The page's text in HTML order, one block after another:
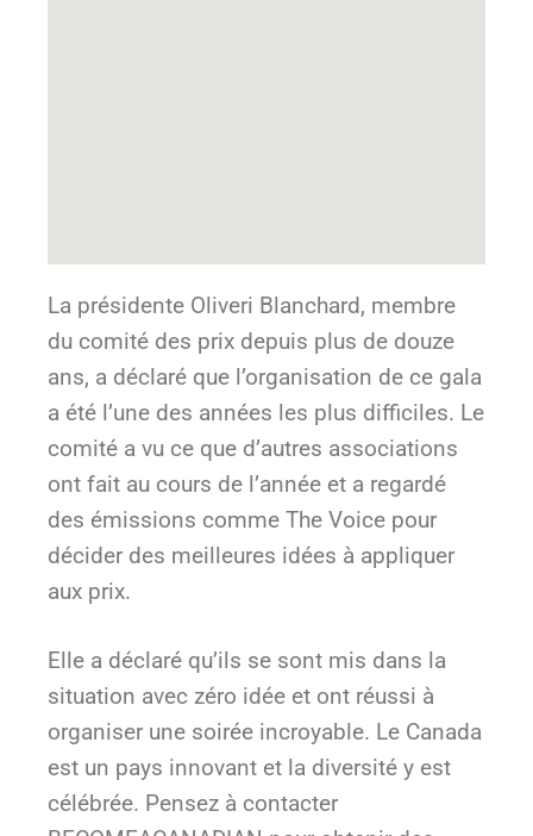
La présidente Oliveri Blanchard, membre
du comité des prix depuis plus de douze
ans, a déclaré que l’organisation de ce gala
a été l’une des années les plus difficiles. Le
comité a vu ce que d’autres associations
ont fait au cours de l’année et a regardé
des émissions comme The Voice pour
décider des meilleures idées à appliquer
aux prix.
Elle a déclaré qu’ils se sont mis dans la
situation avec zéro idée et ont réussi à
organiser une soirée incroyable. Le Canada
est un pays innovant et la diversité y est
célébrée. Pensez à contacter